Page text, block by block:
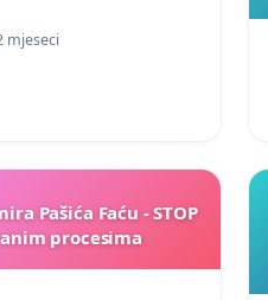
mjeseci
Pašića Faću - STOP
procesima